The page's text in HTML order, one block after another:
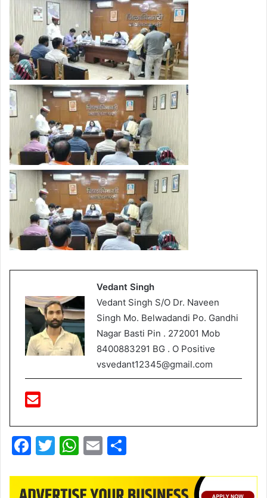
Vedant Singh
Vedant Singh S/O Dr. Naveen
Singh Mo. Belwadandi Po. Gandhi
Nagar Basti Pin . 272001 Mob
8400883291 BG . O Positive
vsvedant12345@gmail.com
F
c
T
itt
W
at
E
ai ar